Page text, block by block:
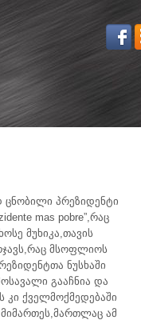
პრეზიდენტი
mas pobre”,რაც
მუხიკა,თავის
მსოფლიოს
ნუსხაში
გააჩნია და
კი ქველმოქმედებაში
მიმართეს,მართლაც ამ